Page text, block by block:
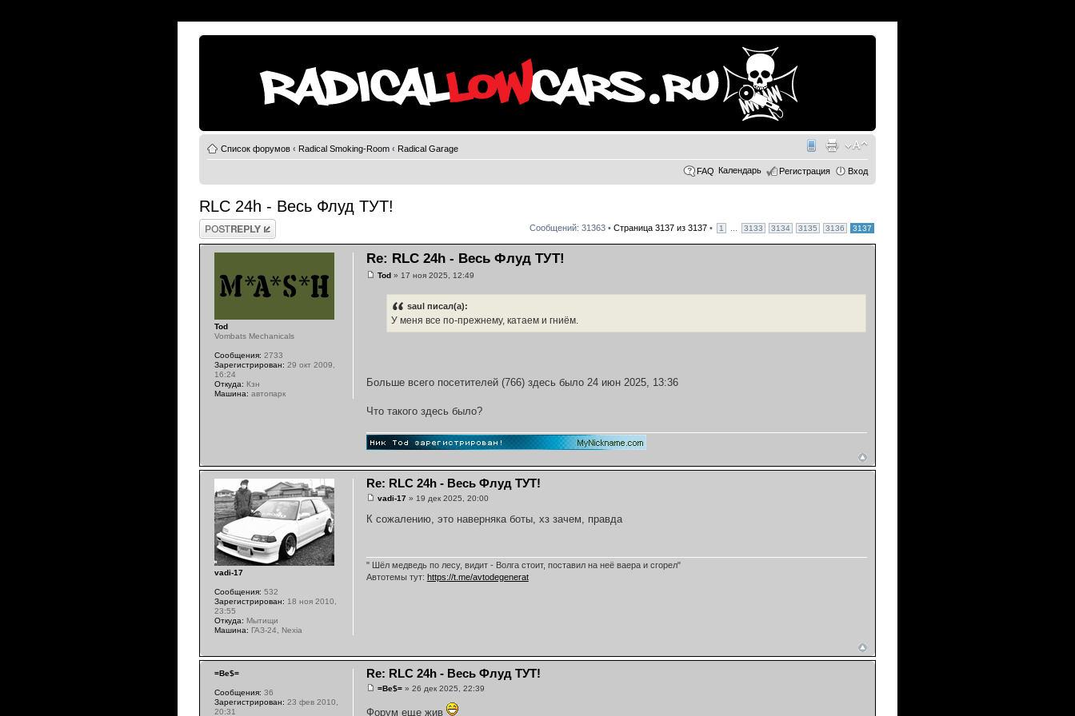
Список форумов ‹ Radical Smoking-Room ‹ Radical Garage
FAQ Календарь Регистрация Вход
RLC 24h - Весь Флуд ТУТ!
Ответить Сообщений: 31363 • Страница 3137 из 3137 • 1 3133 3134 3135 3136 3137
Re: RLC 24h - Весь Флуд ТУТ!
Tod» 17 ноя 2025, 12:49
saul писал(а):
У меня все по-прежнему, катаем и гниём.
Больше всего посетителей (766) здесь было 24 июн 2025, 13:36
Что такого здесь было?
Tod
Vombats Mechanicals
Сообщения: 2733
Зарегистрирован: 29 окт 2009,
16:24
Откуда: Кзн
Машина: автопарк
Re: RLC 24h - Весь Флуд ТУТ!
vadi-17» 19 дек 2025, 20:00
К сожалению, это наверняка боты, хз зачем, правда
" Шёл медведь по лесу, видит - Волга стоит, поставил на неё ваера и сгорел"
Автотемы тут: https://t.me/avtodegenerat
vadi-17
Сообщения: 532
Зарегистрирован: 18 ноя 2010,
23:55
Откуда: Мытищи
Машина: ГАЗ-24, Nexia
Re: RLC 24h - Весь Флуд ТУТ!
=Be$=» 26 дек 2025, 22:39
Форум еще жив
=Be$=
Сообщения: 36
Зарегистрирован: 23 фев 2010,
20:31